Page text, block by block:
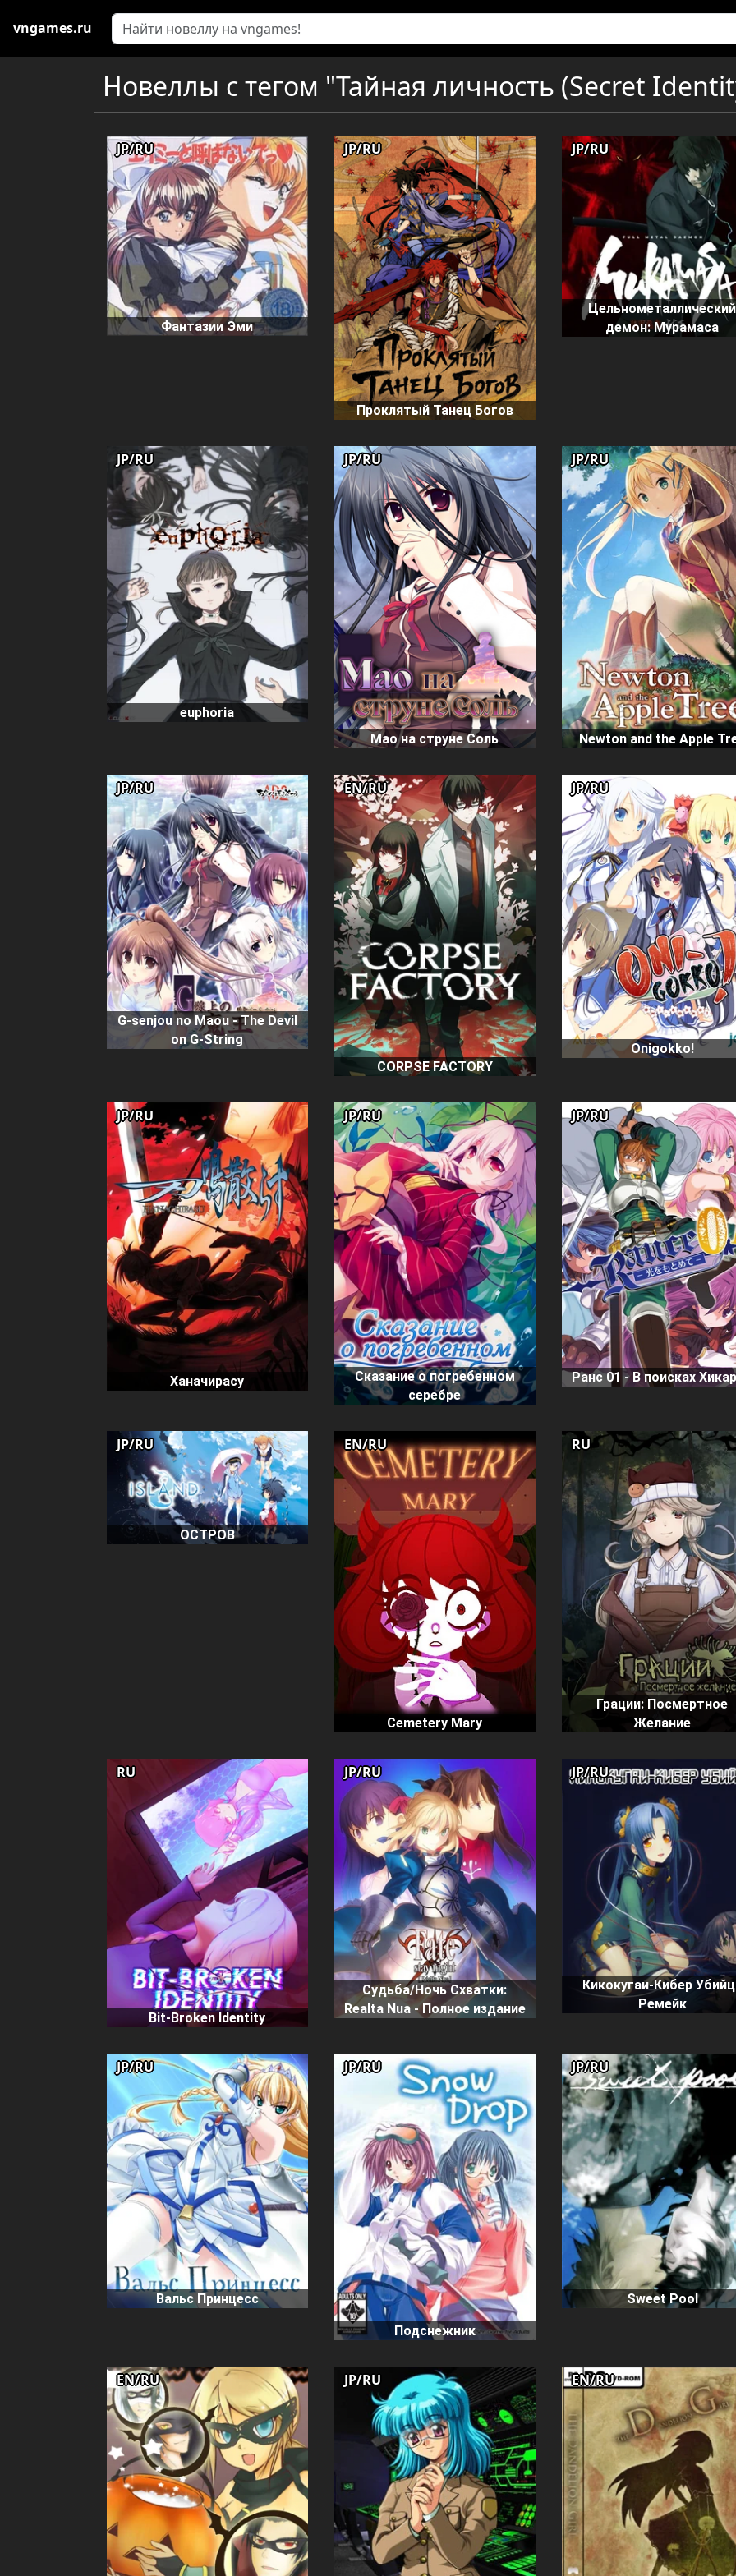
vngames.ru
Новеллы с тегом "Тайная личность (Secret
Фантазии Эми
JP/RU
Проклятый Танец Богов
JP/RU
Цельнометаллический
демон: Мурамаса
JP/RU
euphoria
JP/RU
Мао на струне Соль
JP/RU
Newton and the Apple
JP/RU
G-senjou no Maou - The Devil
on G-String
JP/RU
CORPSE FACTORY
EN/RU
Onigokko!
JP/RU
Ханачирасу
JP/RU
Сказание о погребенном
серебре
JP/RU
Ранс 01 - В поисках
JP/RU
ОСТРОВ
JP/RU
Cemetery Mary
EN/RU
Грации: Посмертное
Желание
RU
Bit-Broken Identity
RU
Судьба/Ночь Схватки:
Realta Nua - Полное издание
JP/RU
Кикокугаи-Кибер
Ремейк
JP/RU
Вальс Принцесс
JP/RU
Подснежник
JP/RU
Sweet Pool
JP/RU
EN/RU JP/RU EN/RU